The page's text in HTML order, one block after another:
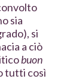
sia
si
a ciò
buon
tutti così